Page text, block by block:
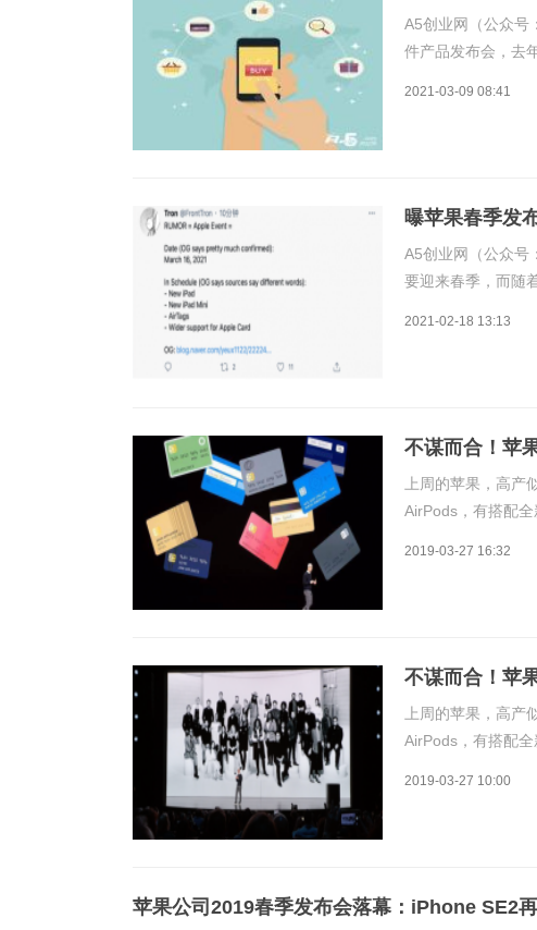
A5创业网（公众号
件产品发布会，去
发布会则有望在3
果春季发布会将
2021-03-09 08:41
曝苹果春季发
A5创业网（公众号
要迎来春季，而随
息，苹果将于3月
2021-02-18 13:13
不谋而合！苹
上周的苹果，高
AirPods，有搭配
的苹果发布会也备
中的iPhoneSE、
2019-03-27 16:32
不谋而合！苹
上周的苹果，高
AirPods，有搭配
的苹果发布会也备
中的iPhoneSE、
2019-03-27 10:00
苹果公司2019春季发布会落幕：iPhone SE2